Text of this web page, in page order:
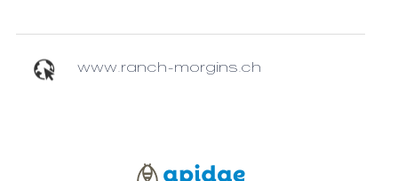
www.ranch-morgins.ch